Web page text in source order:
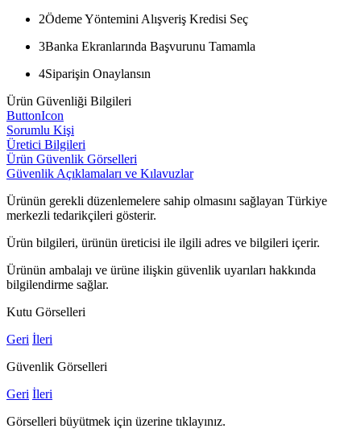
2Ödeme Yöntemini Alışveriş Kredisi Seç
3Banka Ekranlarında Başvurunu Tamamla
4Siparişin Onaylansın
Ürün Güvenliği Bilgileri
ButtonIcon
Sorumlu Kişi
Üretici Bilgileri
Ürün Güvenlik Görselleri
Güvenlik Açıklamaları ve Kılavuzlar
Ürünün gerekli düzenlemelere sahip olmasını sağlayan Türkiye
merkezli tedarikçileri gösterir.
Ürün bilgileri, ürünün üreticisi ile ilgili adres ve bilgileri içerir.
Ürünün ambalajı ve ürüne ilişkin güvenlik uyarıları hakkında
bilgilendirme sağlar.
Kutu Görselleri
Geri İleri
Güvenlik Görselleri
Geri İleri
Görselleri büyütmek için üzerine tıklayınız.